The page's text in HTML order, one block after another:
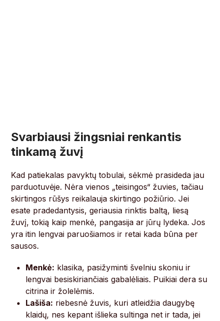
Svarbiausi žingsniai renkantis
tinkamą žuvį
Kad patiekalas pavyktų tobulai, sėkmė prasideda jau
parduotuvėje. Nėra vienos „teisingos“ žuvies, tačiau
skirtingos rūšys reikalauja skirtingo požiūrio. Jei
esate pradedantysis, geriausia rinktis baltą, liesą
žuvį, tokią kaip menkė, pangasija ar jūrų lydeka. Jos
yra itin lengvai paruošiamos ir retai kada būna per
sausos.
Menkė: klasika, pasižyminti švelniu skoniu ir
lengvai besiskiriančiais gabalėliais. Puikiai dera su
citrina ir žolelėmis.
Lašiša: riebesnė žuvis, kuri atleidžia daugybę
klaidų, nes kepant išlieka sultinga net ir tada, jei